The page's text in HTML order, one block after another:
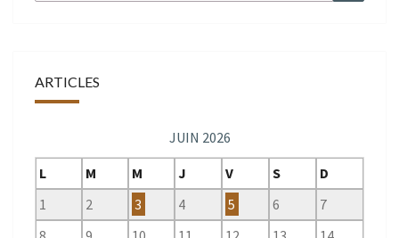
ARTICLES
JUIN 2026
L
M M J V S
D
1
2 3 4 5 6
7